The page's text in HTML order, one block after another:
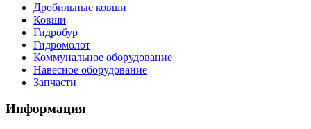
Дробильные ковши
Ковши
Гидробур
Гидромолот
Коммунальное оборудование
Навесное оборудование
Запчасти
Информация